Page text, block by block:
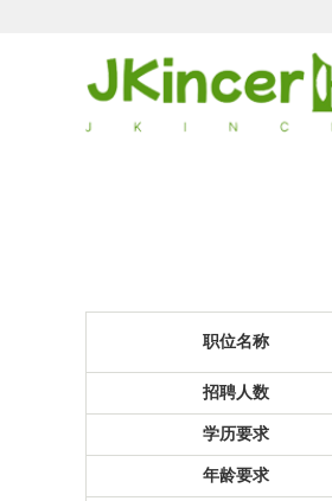
职位名称
招聘人数
学历要求
年龄要求